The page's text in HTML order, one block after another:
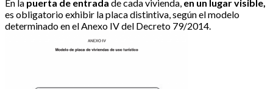
En la puerta de entrada de cada vivienda, en un lugar visible,
es obligatorio exhibir la placa distintiva, según el modelo
determinado en el Anexo IV del Decreto 79/2014.